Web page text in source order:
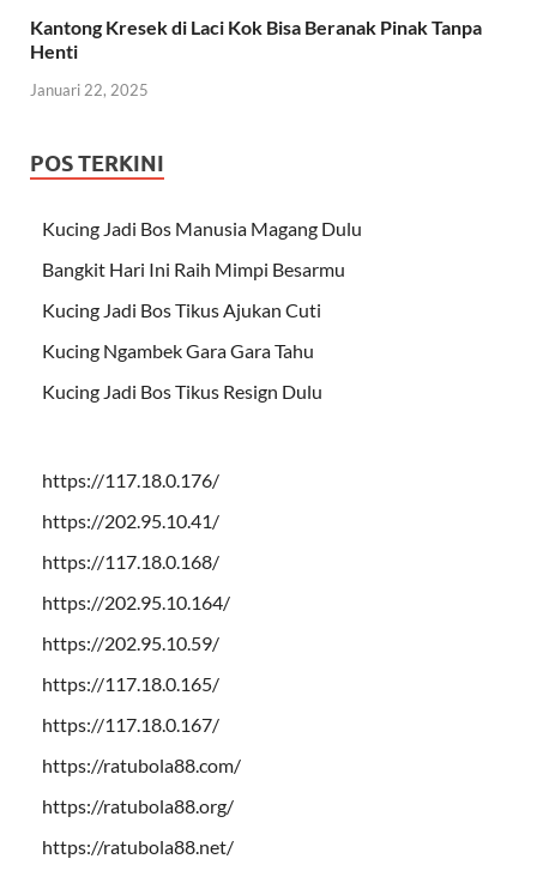
Kantong Kresek di Laci Kok Bisa Beranak Pinak Tanpa
Henti
Januari 22, 2025
POS TERKINI
Kucing Jadi Bos Manusia Magang Dulu
Bangkit Hari Ini Raih Mimpi Besarmu
Kucing Jadi Bos Tikus Ajukan Cuti
Kucing Ngambek Gara Gara Tahu
Kucing Jadi Bos Tikus Resign Dulu
https://117.18.0.176/
https://202.95.10.41/
https://117.18.0.168/
https://202.95.10.164/
https://202.95.10.59/
https://117.18.0.165/
https://117.18.0.167/
https://ratubola88.com/
https://ratubola88.org/
https://ratubola88.net/